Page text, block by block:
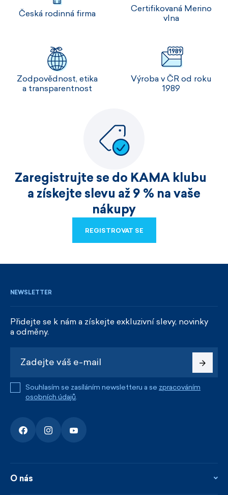
Česká rodinná firma
Certifikovaná Merino
vlna
Zodpovědnost, etika
a transparentnost
Výroba v ČR od roku
1989
Zaregistrujte se do KAMA klubu
a získejte slevu až 9 % na vaše
nákupy
REGISTROVAT SE
NEWSLETTER
Přidejte se k nám a získejte exkluzivní slevy, novinky
a odměny.
Souhlasím se zasíláním newsletteru a se zpracováním
osobních údajů.
O nás